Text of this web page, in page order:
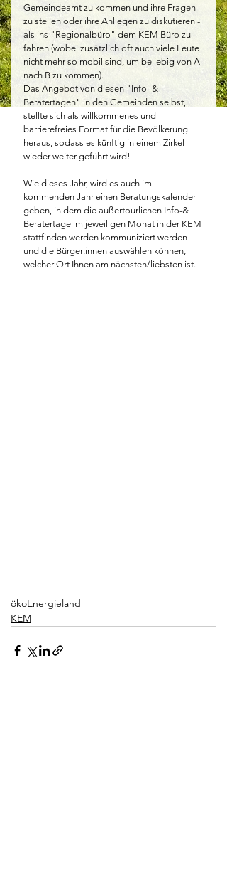
Gemeindeamt zu kommen und ihre Fragen
zu stellen oder ihre Anliegen zu diskutieren -
als ins "Regionalbüro" dem KEM Büro zu
fahren (wobei zusätzlich oft auch viele Leute
nicht mehr so mobil sind, um beliebig von A
nach B zu kommen).
Das Angebot von diesen "Info- &
Beratertagen" in den Gemeinden selbst,
stellte sich als willkommenes und
barrierefreies Format für die Bevölkerung
heraus, sodass es künftig in einem Zirkel
wieder weiter geführt wird!
Wie dieses Jahr, wird es auch im
kommenden Jahr einen Beratungskalender
geben, in dem die außertourlichen Info-&
Beratertage im jeweiligen Monat in der KEM
stattfinden werden kommuniziert werden
und die Bürger:innen auswählen können,
welcher Ort Ihnen am nächsten/liebsten ist.
ökoEnergieland
KEM